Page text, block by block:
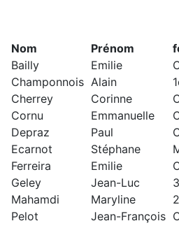
Nom Prénom
Bailly
Emilie
Champonnois Alain
Cherrey
Corinne
Cornu
Emmanuelle
Depraz
Paul
Ecarnot
Stéphane
Ferreira
Emilie
Geley
Jean-Luc
Mahamdi
Maryline
Pelot
Jean-François